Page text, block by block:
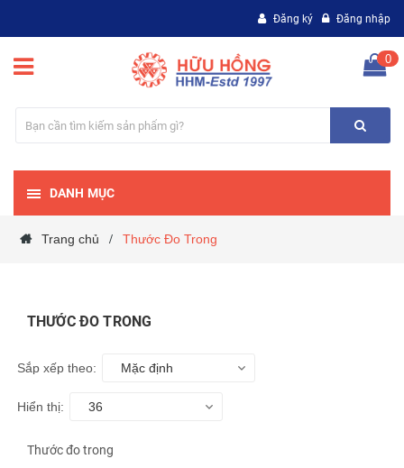
Đăng ký Đăng nhập
0
DANH MỤC
Trang chủ / Thước Đo Trong
THƯỚC ĐO TRONG
Sắp xếp theo: Mặc định
Hiển thị: 36
Thước đo trong